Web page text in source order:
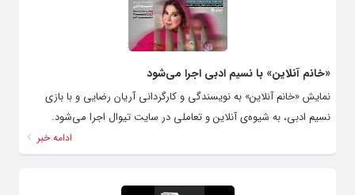
«خانم آنلاین» با نسیم ادبی اجرا می‌شود
نمایش «خانم آنلاین» به نویسندگی و کارگردانی آریان رضایی و با بازی
نسیم ادبی، به شیوه‌ی آنلاین و تعاملی در سایت تیوال اجرا می‌شود.
ادامه خبر